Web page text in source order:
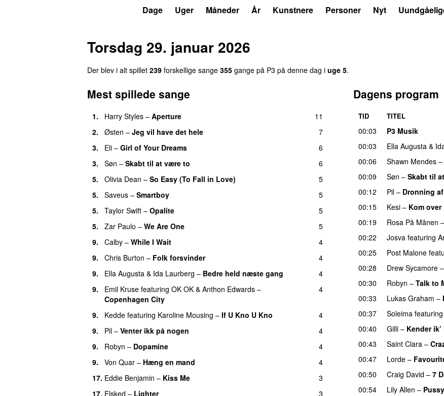
Dage Uger Måneder År Kunstnere Personer Nyt
Torsdag 29. januar 2026
Der blev i alt spillet 239 forskellige sange 355 gange på P3 på denne dag i uge 5.
Mest spillede sange
1. Harry Styles – Aperture
11
2.
Østen – Jeg vil have det hele
7
3.
Eli – Girl of Your Dreams
6
3.
Søn – Skabt til at være to
6
5.
Olivia Dean – So Easy (To Fall in Love)
5
5.
Saveus – Smartboy
5
5.
Taylor Swift – Opalite
5
5.
Zar Paulo – We Are One
5
9.
Calby – While I Wait
4
9.
Chris Burton – Folk forsvinder
4
9.
Ella Augusta & Ida Laurberg – Bedre held næste gang
4
9.
Emil Kruse featuring OK OK & Anthon Edwards –
Copenhagen City
4
9. Kedde featuring Karoline Mousing – If U Kno U Kno
4
9.
Pil – Venter ikk på nogen
4
9.
Robyn – Dopamine
4
9.
Von Quar – Hæng en mand
4
17. Eddie Benjamin – Kiss Me
3
17. Elsked – Lighter
3
Dagens program
TID TITEL
00:03
P3 Musik
00:03
Ella Augusta &
00:06
Shawn Mendes –
00:09
Søn – Skabt til
00:12
Pil – Dronning
00:15 Kesi – Kom over
00:19
Rosa På Månen –
00:22
Josva featuring
00:25
Post Malone
00:28 Drew Sycamore –
00:30
Robyn – Talk to
00:33
Lukas Graham –
00:37
Soleima featuring
00:40
Gilli – Kender
00:43
Saint Clara –
00:47
Lorde –
00:50
Craig David – 7
00:54
Lily Allen –